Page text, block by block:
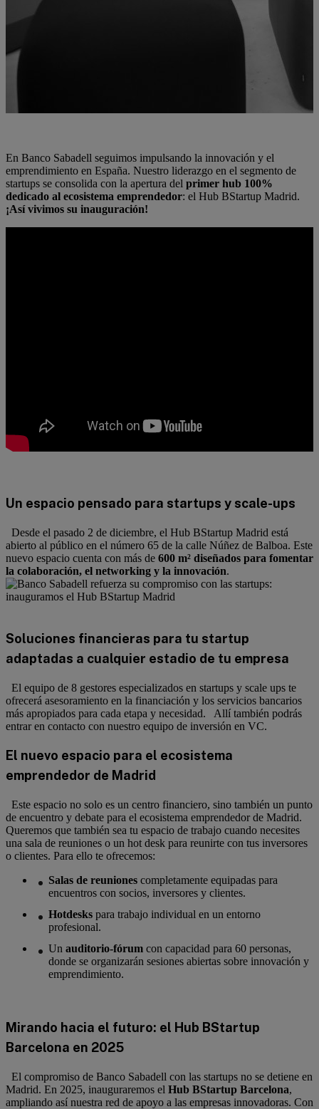
En Banco Sabadell seguimos impulsando la innovación y el
emprendimiento en España. Nuestro liderazgo en el segmento de
startups se consolida con la apertura del primer hub 100%
dedicado al ecosistema emprendedor: el Hub BStartup Madrid.
¡Así vivimos su inauguración!
Un espacio pensado para startups y scale-ups
Desde el pasado 2 de diciembre, el Hub BStartup Madrid está
abierto al público en el número 65 de la calle Núñez de Balboa. Este
nuevo espacio cuenta con más de 600 m² diseñados para fomentar
la colaboración, el networking y la innovación.
Soluciones financieras para tu startup
adaptadas a cualquier estadio de tu empresa
El equipo de 8 gestores especializados en startups y scale ups te
ofrecerá asesoramiento en la financiación y los servicios bancarios
más apropiados para cada etapa y necesidad. Allí también podrás
entrar en contacto con nuestro equipo de inversión en VC.
El nuevo espacio para el ecosistema
emprendedor de Madrid
Este espacio no solo es un centro financiero, sino también un punto
de encuentro y debate para el ecosistema emprendedor de Madrid.
Queremos que también sea tu espacio de trabajo cuando necesites
una sala de reuniones o un hot desk para reunirte con tus inversores
o clientes. Para ello te ofrecemos:
Salas de reuniones completamente equipadas para
encuentros con socios, inversores y clientes.
Hotdesks para trabajo individual en un entorno
profesional.
Un auditorio-fórum con capacidad para 60 personas,
donde se organizarán sesiones abiertas sobre innovación y
emprendimiento.
Mirando hacia el futuro: el Hub BStartup
Barcelona en 2025
El compromiso de Banco Sabadell con las startups no se detiene en
Madrid. En 2025, inauguraremos el Hub BStartup Barcelona,
ampliando así nuestra red de apoyo a las empresas innovadoras. Con